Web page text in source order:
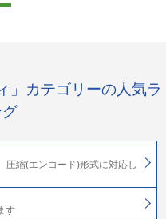
」カテゴリーの人気ラ
圧縮(エンコード)形式に対応し
す